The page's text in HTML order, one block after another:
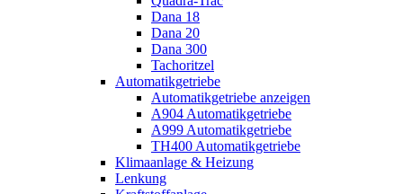
Dana 18
Dana 20
Dana 300
Tachoritzel
Automatikgetriebe
Automatikgetriebe anzeigen
A904 Automatikgetriebe
A999 Automatikgetriebe
TH400 Automatikgetriebe
Klimaanlage & Heizung
Lenkung